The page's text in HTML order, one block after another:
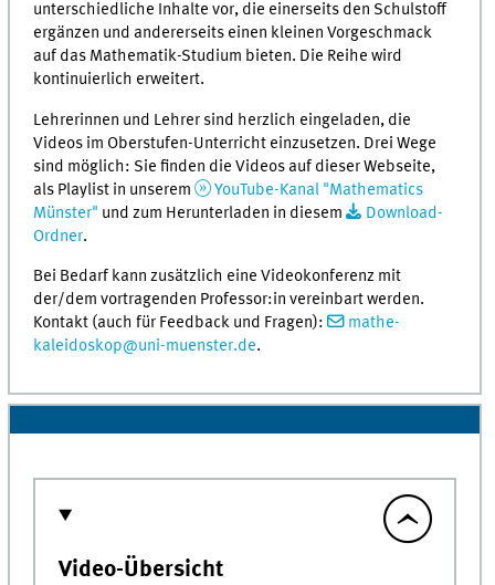
unterschiedliche Inhalte vor, die einerseits den Schulstoff
ergänzen und andererseits einen kleinen Vorgeschmack
auf das Mathematik-Studium bieten. Die Reihe wird
kontinuierlich erweitert.
Lehrerinnen und Lehrer sind herzlich eingeladen, die
Videos im Oberstufen-Unterricht einzusetzen. Drei Wege
sind möglich: Sie finden die Videos auf dieser Webseite,
als Playlist in unserem
YouTube-Kanal "Mathematics
Münster" und zum Herunterladen in diesem
Download-
Ordner.
Bei Bedarf kann zusätzlich eine Videokonferenz mit
der/dem vortragenden Professor:in vereinbart werden.
Kontakt (auch für Feedback und Fragen):
mathe-
kaleidoskop@uni-muenster.de.
Video-Übersicht